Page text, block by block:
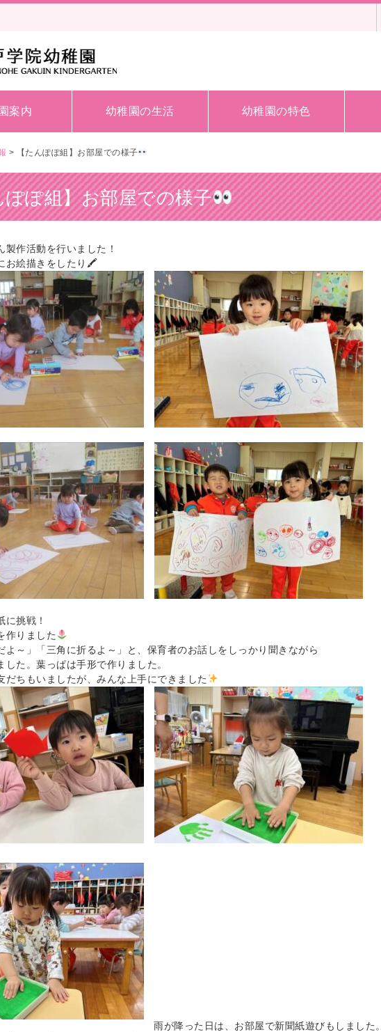
案内 幼稚園の生活 幼稚園の特色
> 【たんぽぽ組】お部屋での様子
ぽぽ組】お部屋での様子
製作活動を行いました！
お絵描きをしたり🖍
に挑戦！
作りました
よ～」「三角に折るよ～」と、保育者のお話しをしっかり聞きながら
した。葉っぱは手形で作りました。
だちもいましたが、みんな上手にできました
雨が降った日は、お部屋で新聞紙遊びもしました。